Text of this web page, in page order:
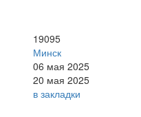
19095
Минск
06 мая 2025
20 мая 2025
в закладки